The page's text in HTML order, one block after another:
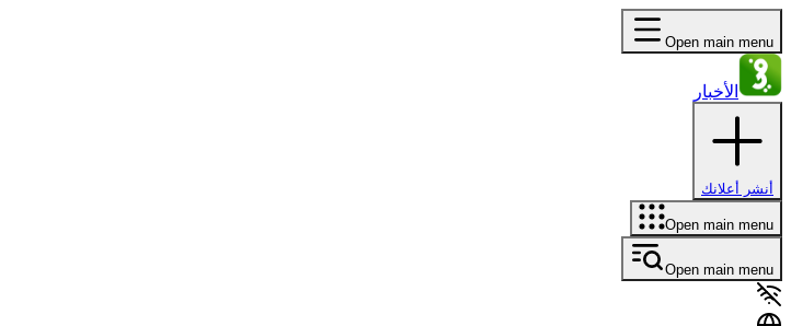
Open main menu
الأخبار
أنشر أعلانك
Open main menu
Open main menu